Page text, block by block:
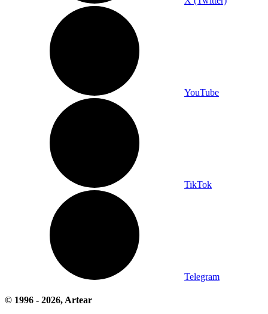
YouTube
TikTok
Telegram
© 1996 - 2026, Artear